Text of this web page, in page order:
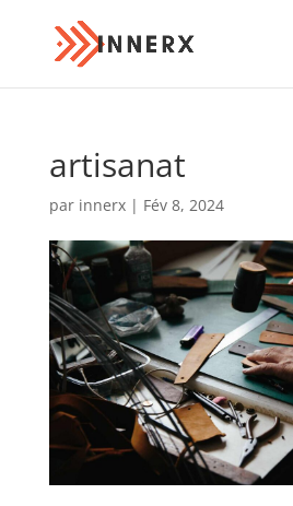
artisanat
par innerx| Fév 8, 2024